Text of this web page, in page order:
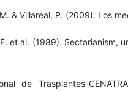
& Villareal, P. (2009). Los
et al. (1989). Sectarianism,
de Trasplantes-